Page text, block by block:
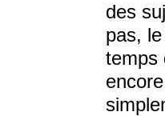
des
pas,
temps